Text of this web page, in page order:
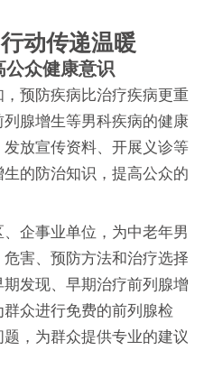
动传递温暖
公众健康意识
，预防疾病比治疗疾病更重
腺增生等男科疾病的健康
放宣传资料、开展义诊等
的防治知识，提高公众的
企事业单位，为中老年男
害、预防方法和治疗选择
发现、早期治疗前列腺增
众进行免费的前列腺检
，为群众提供专业的建议